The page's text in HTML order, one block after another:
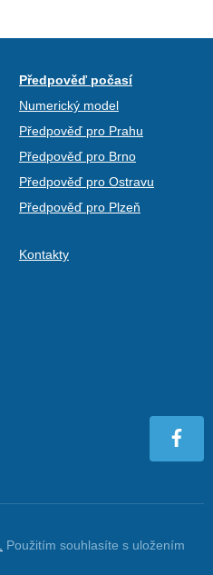
Předpověď počasí
Numerický model
Předpověď pro Prahu
Předpověď pro Brno
Předpověď pro Ostravu
Předpověď pro Plzeň
Kontakty
Použitím souhlasíte s uložením